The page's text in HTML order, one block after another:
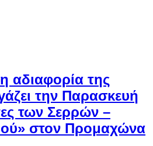
αδιαφορία της
την Παρασκευή
των Σερρών –
στον Προμαχώνα